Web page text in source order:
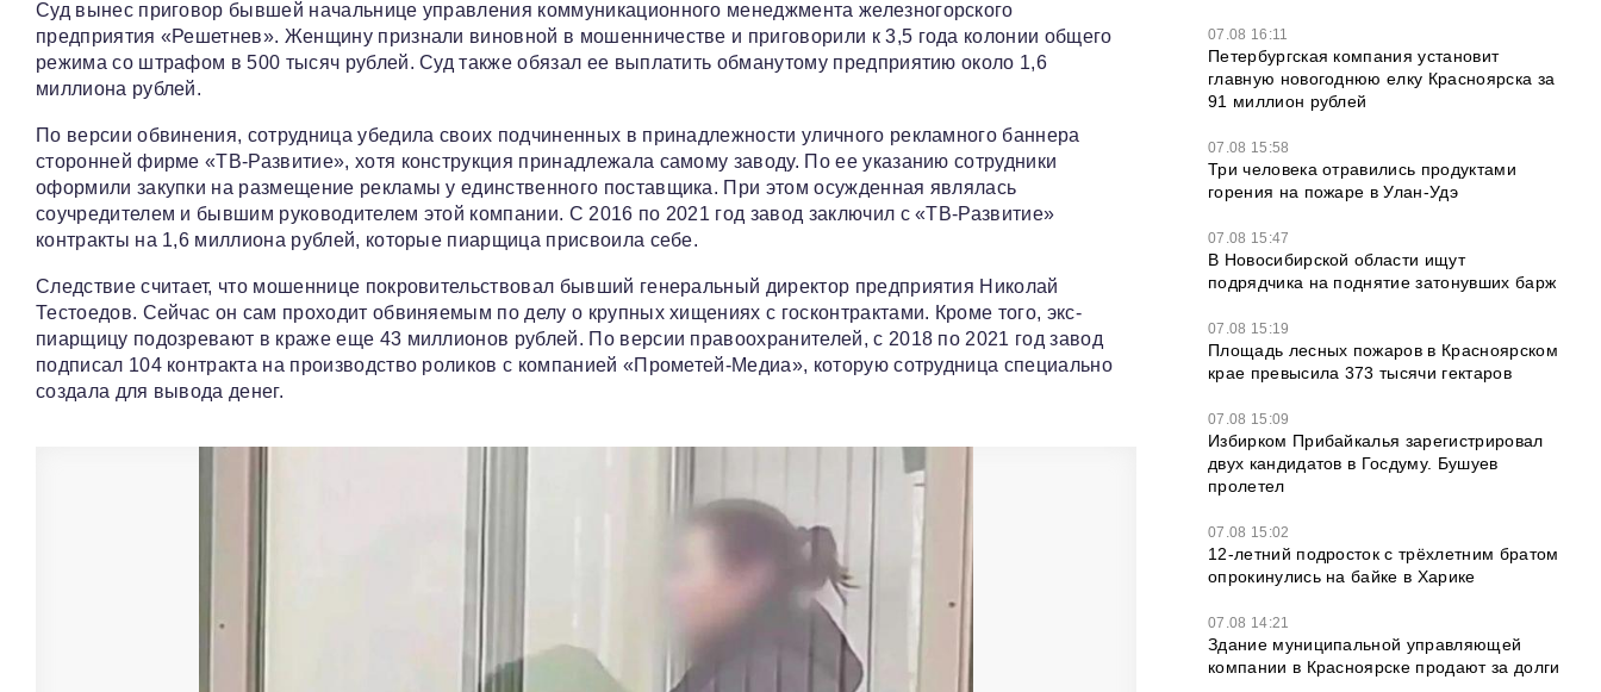
Суд вынес приговор бывшей начальнице управления коммуникационного менеджмента железногорского
предприятия «Решетнев». Женщину признали виновной в мошенничестве и приговорили к 3,5 года колонии общего
режима со штрафом в 500 тысяч рублей. Суд также обязал ее выплатить обманутому предприятию около 1,6
миллиона рублей.
По версии обвинения, сотрудница убедила своих подчиненных в принадлежности уличного рекламного баннера
сторонней фирме «ТВ-Развитие», хотя конструкция принадлежала самому заводу. По ее указанию сотрудники
оформили закупки на размещение рекламы у единственного поставщика. При этом осужденная являлась
соучредителем и бывшим руководителем этой компании. С 2016 по 2021 год завод заключил с «ТВ-Развитие»
контракты на 1,6 миллиона рублей, которые пиарщица присвоила себе.
Следствие считает, что мошеннице покровительствовал бывший генеральный директор предприятия Николай
Тестоедов. Сейчас он сам проходит обвиняемым по делу о крупных хищениях с госконтрактами. Кроме того, экс-
пиарщицу подозревают в краже еще 43 миллионов рублей. По версии правоохранителей, с 2018 по 2021 год завод
подписал 104 контракта на производство роликов с компанией «Прометей-Медиа», которую сотрудница специально
создала для вывода денег.
07.08 16:11
Петербургская компания установит
главную новогоднюю елку Красноярска за
91 миллион рублей
07.08 15:58
Три человека отравились продуктами
горения на пожаре в Улан-Удэ
07.08 15:47
В Новосибирской области ищут
подрядчика на поднятие затонувших барж
07.08 15:19
Площадь лесных пожаров в Красноярском
крае превысила 373 тысячи гектаров
07.08 15:09
Избирком Прибайкалья зарегистрировал
двух кандидатов в Госдуму. Бушуев
пролетел
07.08 15:02
12‑летний подросток с трёхлетним братом
опрокинулись на байке в Харике
07.08 14:21
Здание муниципальной управляющей
компании в Красноярске продают за долги